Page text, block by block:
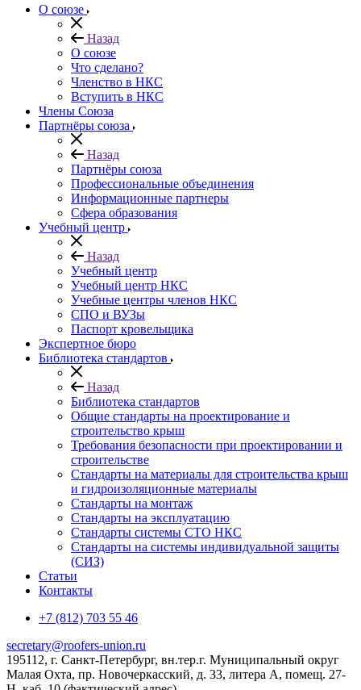
О союзе
Назад
О союзе
Что сделано?
Членство в НКС
Вступить в НКС
Члены Союза
Партнёры союза
Назад
Партнёры союза
Профессиональные объединения
Информационные партнеры
Сфера образования
Учебный центр
Назад
Учебный центр
Учебный центр НКС
Учебные центры членов НКС
СПО и ВУЗы
Паспорт кровельщика
Экспертное бюро
Библиотека стандартов
Назад
Библиотека стандартов
Общие стандарты на проектирование и
строительство крыш
Требования безопасности при проектировании и
строительстве
Стандарты на материалы для строительства крыш
и гидроизоляционные материалы
Стандарты на монтаж
Стандарты на эксплуатацию
Стандарты системы СТО НКС
Стандарты на системы индивидуальной защиты
(СИЗ)
Статьи
Контакты
+7 (812) 703 55 46
secretary@roofers-union.ru
195112, г. Санкт-Петербург, вн.тер.г. Муниципальный округ
Малая Охта, пр. Новочеркасский, д. 33, литера А, помещ. 27-